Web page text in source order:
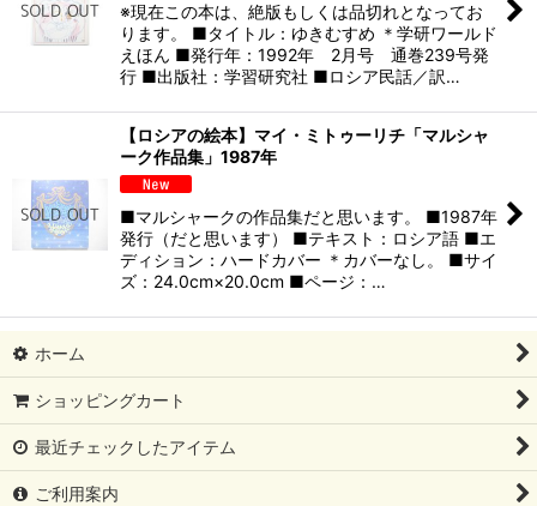
※現在この本は、絶版もしくは品切れとなってお
ります。 ■タイトル：ゆきむすめ ＊学研ワールド
えほん ■発行年：1992年 2月号 通巻239号発
行 ■出版社：学習研究社 ■ロシア民話／訳…
【ロシアの絵本】マイ・ミトゥーリチ「マルシャ
ーク作品集」1987年
■マルシャークの作品集だと思います。 ■1987年
発行（だと思います） ■テキスト：ロシア語 ■エ
ディション：ハードカバー ＊カバーなし。 ■サイ
ズ：24.0cm×20.0cm ■ページ：…
ホーム
ショッピングカート
最近チェックしたアイテム
ご利用案内